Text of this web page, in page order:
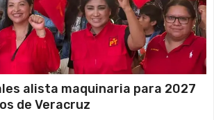
alista maquinaria para 2027
de Veracruz